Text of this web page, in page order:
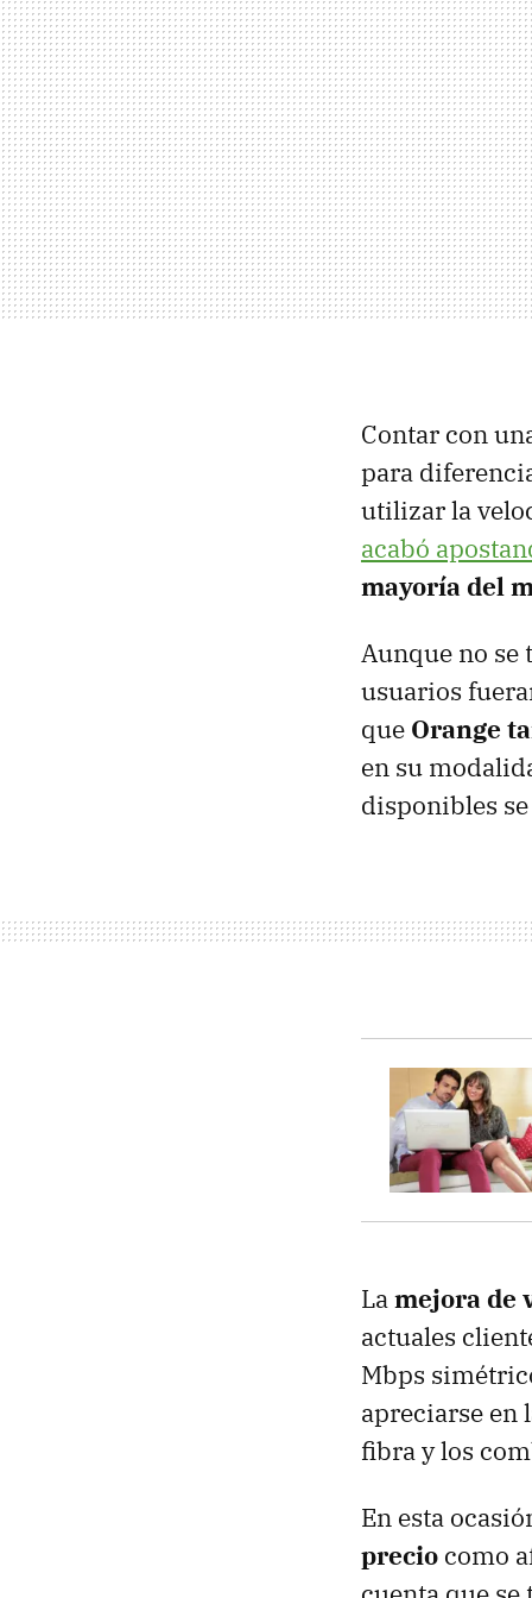
Contar con
para
utilizar la
acabó
mayoría del
Aunque no se
usuarios
que Orange
en su
disponibles
Lamejora de
actuales
Mbps
apreciarse en
fibra y los
En esta
precio como